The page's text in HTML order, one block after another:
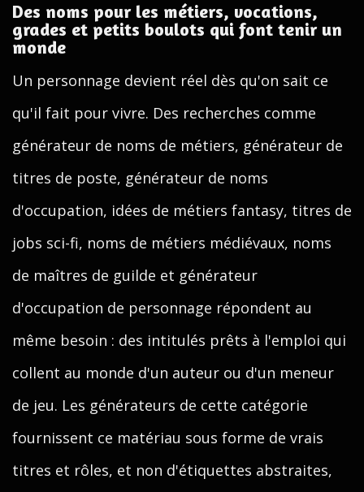
Des noms pour les métiers, vocations,
grades et petits boulots qui font tenir un
monde
Un personnage devient réel dès qu'on sait ce
qu'il fait pour vivre. Des recherches comme
générateur de noms de métiers, générateur de
titres de poste, générateur de noms
d'occupation, idées de métiers fantasy, titres de
jobs sci-fi, noms de métiers médiévaux, noms
de maîtres de guilde et générateur
d'occupation de personnage répondent au
même besoin : des intitulés prêts à l'emploi qui
collent au monde d'un auteur ou d'un meneur
de jeu. Les générateurs de cette catégorie
fournissent ce matériau sous forme de vrais
titres et rôles, et non d'étiquettes abstraites,